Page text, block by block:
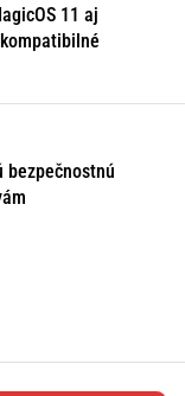
11 aj
bezpečnostnú